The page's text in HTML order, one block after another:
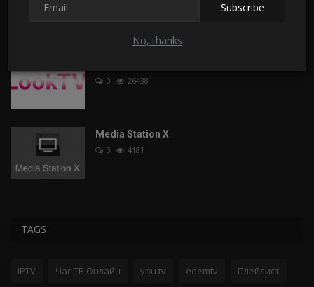
Subscribe
No, thanks
0 26438
Media Station X
0 4181
TAGS
IPTV Час ТВ Онлайн you tv edemtv Плейлист